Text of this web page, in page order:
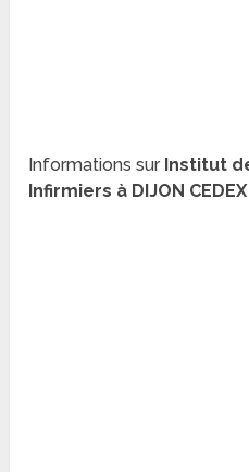
Informations sur Institut
Infirmiers à DIJON CEDEX